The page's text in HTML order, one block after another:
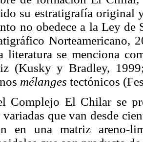
su estratigrafía original
no obedece a la Ley de
Norteamericano,
literatura se menciona
(Kusky y Bradley,
mélanges tectónicos
Complejo El Chilar se
que van desde
en una matriz areno-